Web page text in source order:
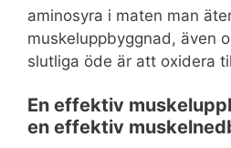
aminosyra i maten man
muskeluppbyggnad, även
slutliga öde är att oxidera
En effektiv
en effektiv